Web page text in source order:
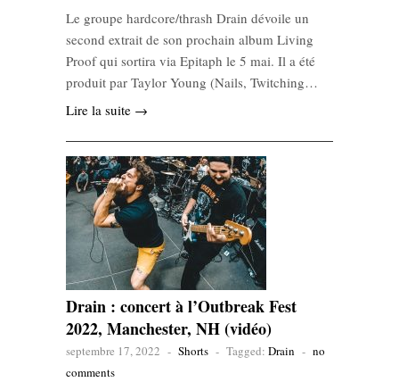
Le groupe hardcore/thrash Drain dévoile un
second extrait de son prochain album Living
Proof qui sortira via Epitaph le 5 mai. Il a été
produit par Taylor Young (Nails, Twitching…
Lire la suite →
Drain : concert à l’Outbreak Fest
2022, Manchester, NH (vidéo)
septembre 17, 2022 - Shorts - Tagged: Drain - no
comments